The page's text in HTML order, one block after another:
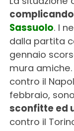
Sassuolo. I
dalla partita
gennaio
mura
contro il
febbraio,
sconfitte ed
contro il